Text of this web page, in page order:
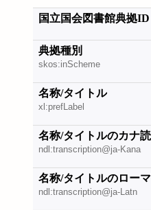
国立国会図書館典拠ID
典拠種別
skos:inScheme
名称/タイトル
xl:prefLabel
名称/タイトルのカナ
ndl:transcription@ja-Kana
名称/タイトルのロー
ndl:transcription@ja-Latn